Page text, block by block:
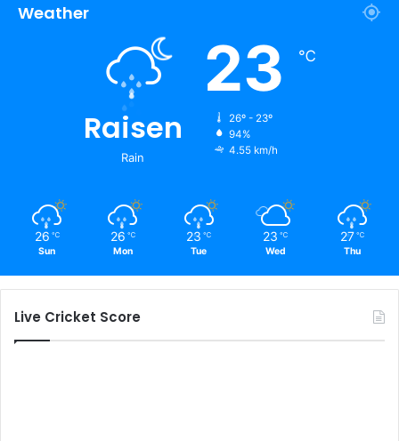
Weather
Raisen
Rain
23 ℃
26º - 23º
94%
4.55 km/h
26 ℃
Sun
26 ℃
Mon
23 ℃
Tue
23 ℃
Wed
27 ℃
Thu
Live Cricket Score